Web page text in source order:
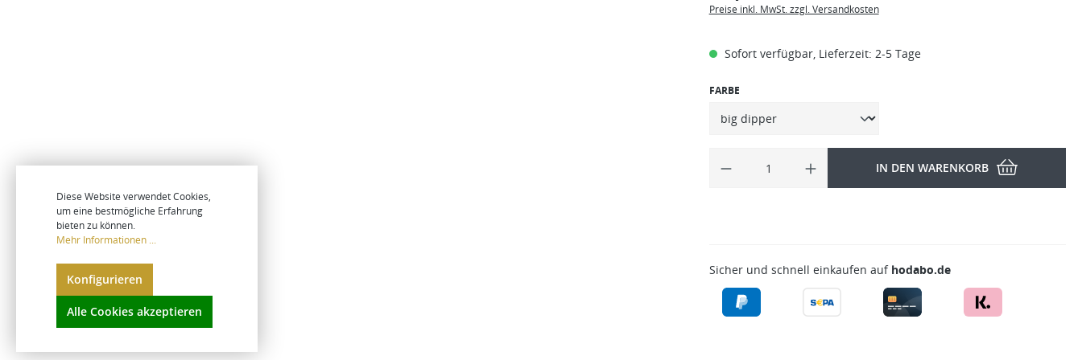
Preise inkl. MwSt. zzgl. Versandkosten
Sofort verfügbar, Lieferzeit: 2-5 Tage
FARBE
IN DEN WARENKORB
Sicher und schnell einkaufen auf hodabo.de
Diese Website verwendet Cookies,
um eine bestmögliche Erfahrung
bieten zu können.
Mehr Informationen ...
Konfigurieren
Alle Cookies akzeptieren